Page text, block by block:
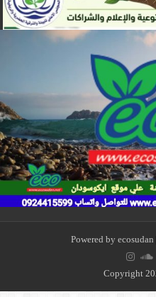
Powered by ecosudan